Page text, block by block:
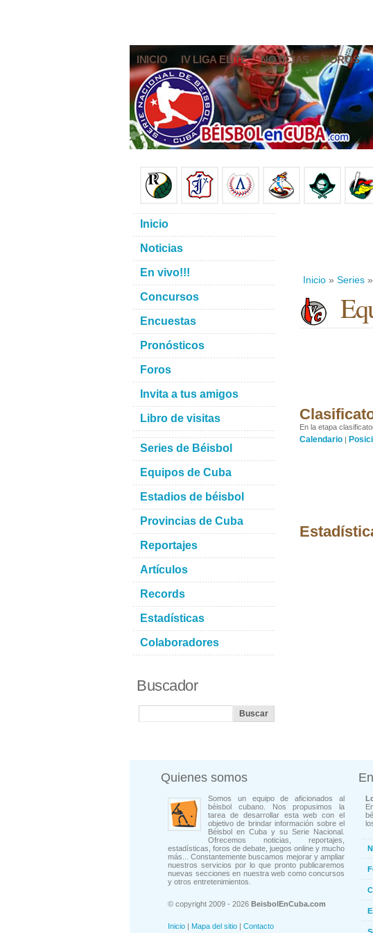
INICIO IV LIGA ELITE NOTICIAS FOROS
Inicio » Series »
En la etapa
Calendario |
Inicio
Noticias
En vivo!!!
Concursos
Encuestas
Pronósticos
Foros
Invita a tus amigos
Libro de visitas
Series de Béisbol
Equipos de Cuba
Estadios de béisbol
Provincias de Cuba
Reportajes
Artículos
Records
Estadísticas
Colaboradores
Buscador
Quienes somos
Somos un equipo de aficionados al
béisbol cubano. Nos propusimos la
tarea de desarrollar esta web con el
objetivo de brindar información sobre el
Béisbol en Cuba y su Serie Nacional.
Ofrecemos noticias, reportajes,
estadísticas, foros de debate, juegos online y mucho
más... Constantemente buscamos mejorar y ampliar
nuestros servicios por lo que pronto publicaremos
nuevas secciones en nuestra web como concursos
y otros entretenimientos.
© copyright 2009 - 2026 BeisbolEnCuba.com
Inicio | Mapa del sitio | Contacto